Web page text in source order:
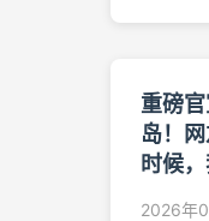
重磅
岛！
时候
2026年